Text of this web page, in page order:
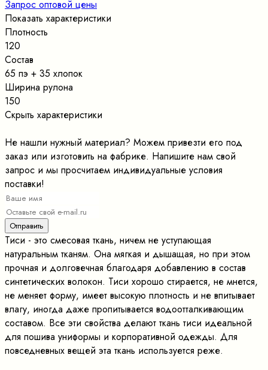
Запрос оптовой цены
Показать характеристики
Плотность
120
Состав
65 пэ + 35 хлопок
Ширина рулона
150
Скрыть характеристики
Не нашли нужный материал? Можем привезти его под
заказ или изготовить на фабрике. Напишите нам свой
запрос и мы просчитаем индивидуальные условия
поставки!
Тиси - это смесовая ткань, ничем не уступающая
натуральным тканям. Она мягкая и дышащая, но при этом
прочная и долговечная благодаря добавлению в состав
синтетических волокон. Тиси хорошо стирается, не мнется,
не меняет форму, имеет высокую плотность и не впитывает
влагу, иногда даже пропитывается водоотталкивающим
составом. Все эти свойства делают ткань тиси идеальной
для пошива униформы и корпоративной одежды. Для
повседневных вещей эта ткань используется реже.